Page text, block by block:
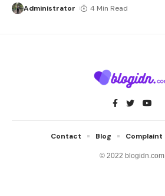
Administrator 4 Min Read
© 2022 blogidn.com
Contact Blog Complaint